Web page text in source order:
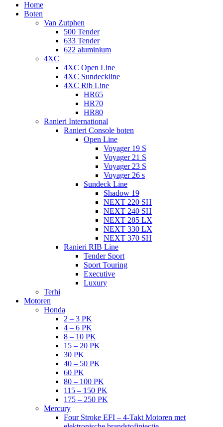
Home
Boten
Van Zutphen
500 Tender
633 Tender
622 aluminium
4XC
4XC Open Line
4XC Sundeckline
4XC Rib Line
HR65
HR70
HR80
Ranieri International
Ranieri Console boten
Open Line
Voyager 19 S
Voyager 21 S
Voyager 23 S
Voyager 26 s
Sundeck Line
Shadow 19
NEXT 220 SH
NEXT 240 SH
NEXT 285 LX
NEXT 330 LX
NEXT 370 SH
Ranieri RIB Line
Tender Sport
Sport Touring
Executive
Luxury
Terhi
Motoren
Honda
2 – 3 PK
4 – 6 PK
8 – 10 PK
15 – 20 PK
30 PK
40 – 50 PK
60 PK
80 – 100 PK
115 – 150 PK
175 – 250 PK
Mercury
Four Stroke EFI – 4-Takt Motoren met